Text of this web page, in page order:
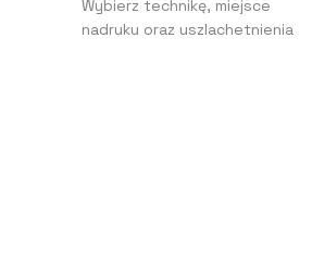
Wybierz technikę, miejsce
nadruku oraz uszlachetnienia